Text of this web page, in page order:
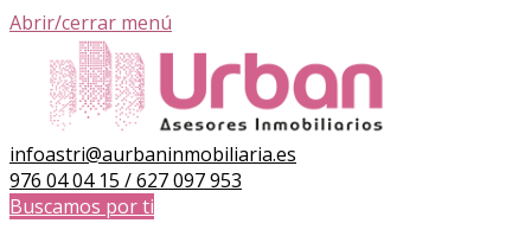
Abrir/cerrar menú
infoastri@aurbaninmobiliaria.es
976 04 04 15 / 627 097 953
Buscamos por ti